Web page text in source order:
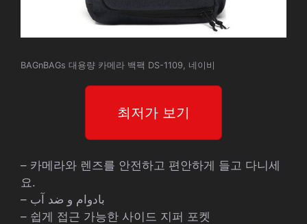
BAGnBAGs 대용량 카메라 백팩 DS-1109, 네이비
최저가 보기
– 카메라와 렌즈를 안전하고 편안하게 들고 다니세
요.
– بادوام و ضد آب
– 쉽게 접근 가능한 사이드 지퍼 포켓